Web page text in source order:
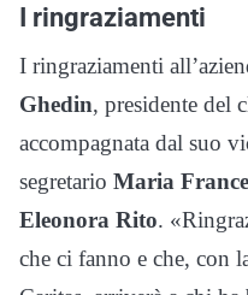
I ringraziamenti
I ringraziamenti
Ghedin, presidente del
accompagnata dal suo
segretario Maria
Eleonora Rito.
che ci fanno e che, con